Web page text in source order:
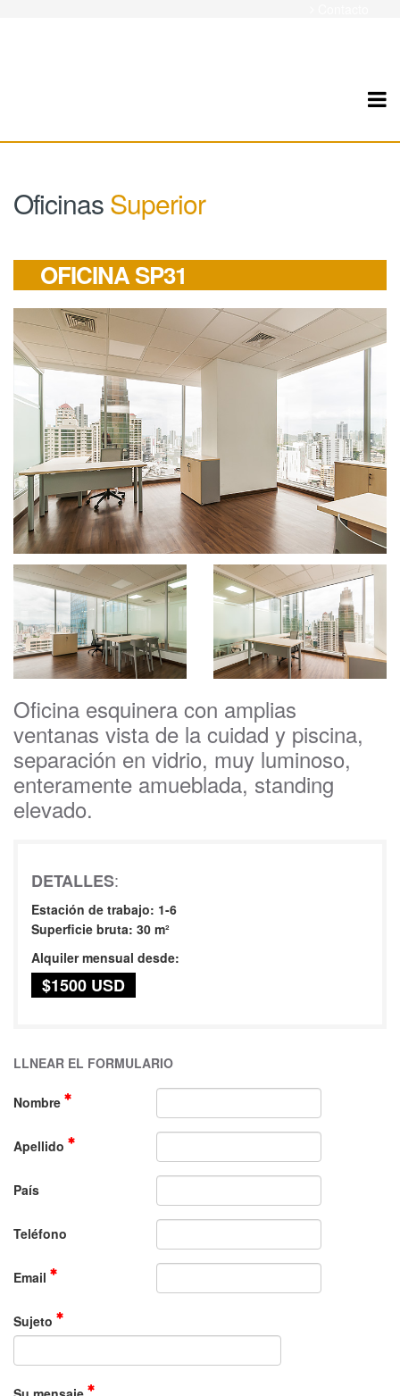
OficinasSuperior
OFICINA SP31
Oficina esquinera con amplias
ventanas vista de la cuidad y piscina,
separación en vidrio, muy luminoso,
enteramente amueblada, standing
elevado.
DETALLES:
Estación de trabajo: 1-6
Superficie bruta: 30 m²
Alquiler mensual desde:
$1500 USD
LLNEAR EL FORMULARIO
Nombre
Apellido
País
Teléfono
Email
Sujeto